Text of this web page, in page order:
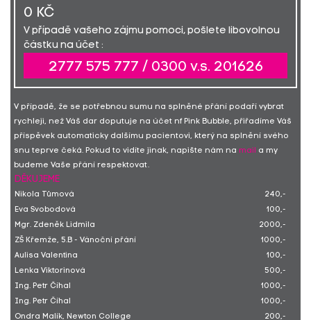
0 KČ
V případě vašeho zájmu pomoci, pošlete libovolnou
částku na účet :
2777 575 777 / 0300 v.s. 201626
V případě, že se potřebnou sumu na splněné přání podaří vybrat
rychleji, než Váš dar doputuje na účet nf Pink Bubble, přiřadíme Váš
příspěvek automaticky dalšímu pacientovi, který na splnění svého
snu teprve čeká. Pokud to vidíte jinak, napište nám na mail
a my
budeme Vaše přání respektovat.
DĚKUJEME
Nikola Tůmová
240,-
Eva Svobodová
100,-
Mgr. Zdeněk Lidmila
2000,-
ZŠ Křemže, 5.B - Vánoční přání
1000,-
Aulisa Valentina
100,-
Lenka Viktorinová
500,-
Ing. Petr Číhal
1000,-
Ing. Petr Číhal
1000,-
Ondra Malík, Newton College
200,-